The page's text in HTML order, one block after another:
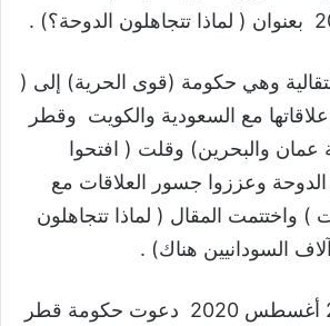
وهي حكومة (قوى الحرية) إلى (
مع السعودية والكويت وقطر
عمان والبحرين) وقلت ( افتحوا
وعززوا جسور العلاقات مع
) واختتمت المقال ( لماذا تتجاهلون
السودانيين هناك) .
في مقال بتاريخ 23 أغسطس 2020 دعوت حكومة قطر